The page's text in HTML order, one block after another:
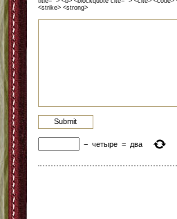
<strike> <strong>
− четыре = два